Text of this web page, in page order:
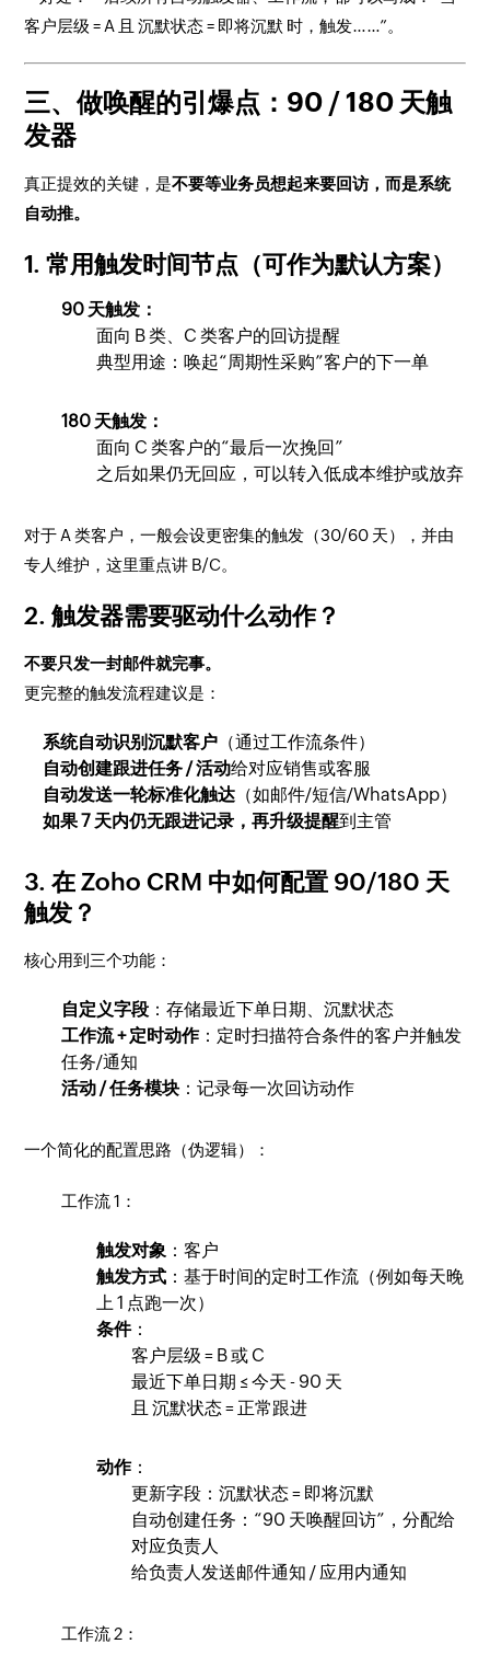
客户层级 = A 且 沉默状态 = 即将沉默 时，触发……”。
三、做唤醒的引爆点：90 / 180 天触
发器
真正提效的关键，是不要等业务员想起来要回访，而是系统
自动推。
1. 常用触发时间节点（可作为默认方案）
90 天触发：
面向 B 类、C 类客户的回访提醒
典型用途：唤起“周期性采购”客户的下一单
180 天触发：
面向 C 类客户的“最后一次挽回”
之后如果仍无回应，可以转入低成本维护或放弃
对于 A 类客户，一般会设更密集的触发（30/60 天），并由
专人维护，这里重点讲 B/C。
2. 触发器需要驱动什么动作？
不要只发一封邮件就完事。
更完整的触发流程建议是：
系统自动识别沉默客户 （通过工作流条件）
自动创建跟进任务 / 活动给对应销售或客服
自动发送一轮标准化触达 （如邮件/短信/WhatsApp）
如果 7 天内仍无跟进记录，再升级提醒到主管
3. 在 Zoho CRM 中如何配置 90/180 天
触发？
核心用到三个功能：
自定义字段 ：存储最近下单日期、沉默状态
工作流 + 定时动作：定时扫描符合条件的客户并触发
任务/通知
活动 / 任务模块 ：记录每一次回访动作
一个简化的配置思路（伪逻辑）：
工作流 1：
触发对象 ：客户
触发方式 ：基于时间的定时工作流（例如每天晚
上 1 点跑一次）
条件：
客户层级 = B 或 C
最近下单日期 ≤ 今天 - 90 天
且 沉默状态 = 正常跟进
动作：
更新字段：沉默状态 = 即将沉默
自动创建任务：“90 天唤醒回访”，分配给
对应负责人
给负责人发送邮件通知 / 应用内通知
工作流 2：